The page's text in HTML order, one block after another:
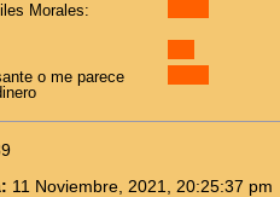
Morales:
o me parece
11 Noviembre, 2021, 20:25:37 pm